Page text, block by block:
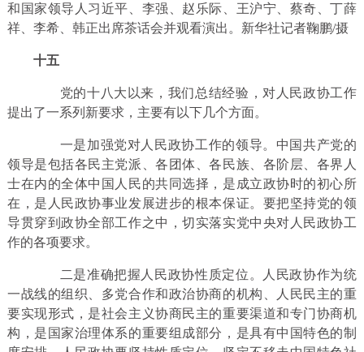
和国家领导人习近平、李强、赵乐际、王沪宁、蔡奇、丁薛
祥、李希、韩正出席茶话会并观看演出。新华社记者鞠鹏/摄
十五
党的十八大以来，我们总结经验，对人民政协工作
提出了一系列新要求，主要有以下几个方面。
一是加强党对人民政协工作的领导。中国共产党的
领导是包括各民主党派、各团体、各民族、各阶层、各界人
士在内的全体中国人民的共同选择，是成立政协时的初心所
在，是人民政协事业发展进步的根本保证。要把坚持党的领
导贯穿到政协全部工作之中，切实落实党中央对人民政协工
作的各项要求。
二是准确把握人民政协性质定位。人民政协作为统
一战线的组织、多党合作和政治协商的机构、人民民主的重
要实现形式，是社会主义协商民主的重要渠道和专门协商机
构，是国家治理体系的重要组成部分，是具有中国特色的制